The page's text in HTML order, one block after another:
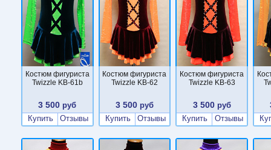
Костюм фигуриста
Twizzle KB-61b
3 500 руб
Купить
Отзывы
Костюм фигуриста
Twizzle KB-62
3 500 руб
Купить
Отзывы
Костюм фигуриста
Twizzle KB-63
3 500руб
Купить
Отзывы